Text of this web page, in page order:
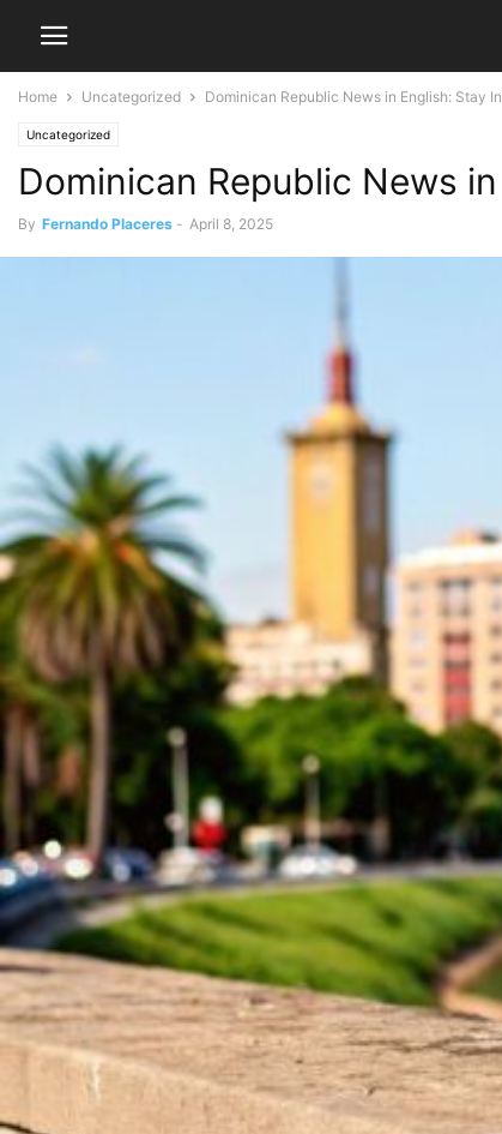
Home Uncategorized Dominican Republic News in English: Stay
Uncategorized
Dominican Republic News
By Fernando Placeres - April 8, 2025